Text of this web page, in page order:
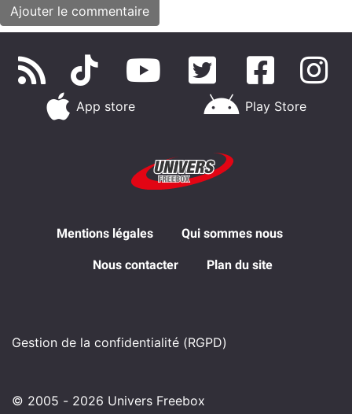
App store Play Store
Mentions légales Qui sommes nous
Nous contacter Plan du site
Gestion de la confidentialité (RGPD)
© 2005 - 2026 Univers Freebox